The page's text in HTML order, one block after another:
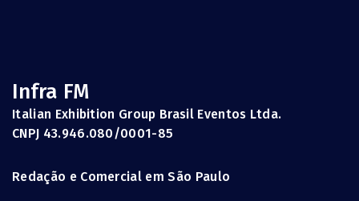
Infra FM
Italian Exhibition Group Brasil Eventos Ltda.
CNPJ 43.946.080/0001-85
Redação e Comercial em São Paulo